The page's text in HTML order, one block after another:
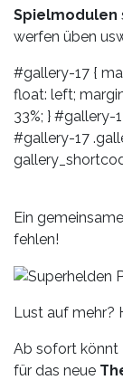
Spielmodulen
werfen üben
#gallery-17 {
float: left;
33%; }
#gallery-17
Ein
fehlen!
Lust auf mehr?
Ab sofort könnt
für das neue